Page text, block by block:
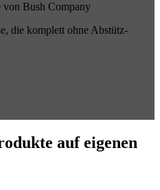
Bush Company
die komplett ohne Abstütz-
auf eigenen